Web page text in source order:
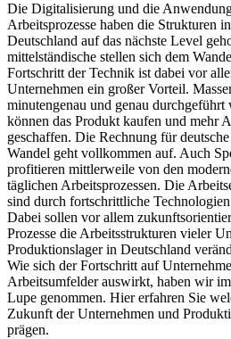
Die Digitalisierung und die
Arbeitsprozesse haben die Strukturen
Deutschland auf das nächste Level
mittelständische stellen sich dem
Fortschritt der Technik ist dabei vor
Unternehmen ein großer Vorteil.
minutengenau und genau
können das Produkt kaufen und mehr
geschaffen. Die Rechnung für
Wandel geht vollkommen auf. Auch
profitieren mittlerweile von den
täglichen Arbeitsprozessen. Die
sind durch fortschrittliche
Dabei sollen vor allem
Prozesse die Arbeitsstrukturen vieler
Produktionslager in Deutschland
Wie sich der Fortschritt auf
Arbeitsumfelder auswirkt, haben wir
Lupe genommen. Hier erfahren Sie
Zukunft der Unternehmen und
prägen.